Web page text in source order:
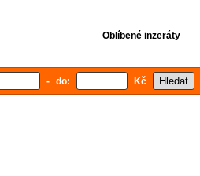
Oblíbené inzeráty
- do: Kč